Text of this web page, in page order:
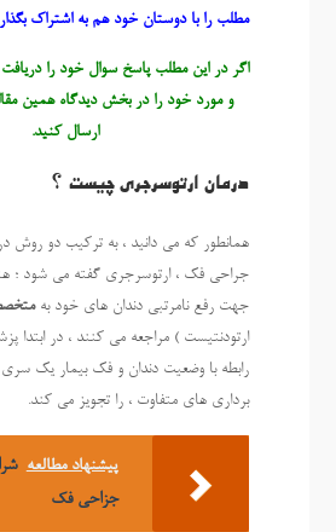
مطلب را با دوستان خود هم به اشتراک
اگر در این مطلب پاسخ سوال خود را دریافت
و مورد خود را در بخش دیدگاه همین
ارسال کنید.
درمان ارتوسرجری چیست ؟
همانطور که می دانید ، به ترکیب دو روش
جراحی فک ، ارتوسرجری گفته می شود ؛
جهت رفع نامرتبی دندان های خود به
ارتودنتیست ) مراجعه می کنند ، در ابتدا
رابطه با وضعیت دندان و فک بیمار یک
برداری های متفاوت ، را تجویز می کند.
پیشنهاد مطالعه
جزاحی فک